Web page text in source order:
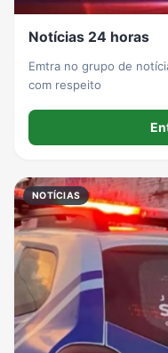
Notícias 24 horas
Emtra no grupo de
com respeito
NOTÍCIAS